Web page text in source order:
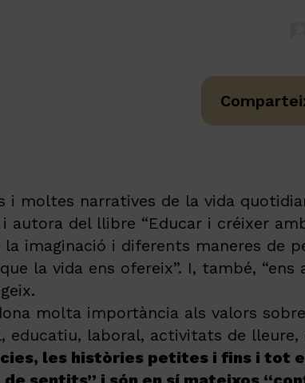
i moltes narratives de la vida
i autora del llibre “Educar i créixer
la imaginació i diferents maneres de
la vida ens ofereix”. I, també,
molta importància als valors
educatiu, laboral, activitats de lleure,
les històries petites i fins i tot